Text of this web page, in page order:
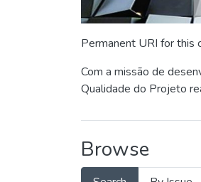
Permanent URI for this
Com a missão de
Qualidade do Projeto
Browse